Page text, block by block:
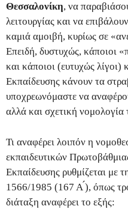
Θεσσαλονίκη, να
λειτουργίας και να
καμιά αμοιβή, κυρίως σε
Επειδή, δυστυχώς, κάποιοι
και κάποιοι (ευτυχώς λίγοι)
Εκπαίδευσης κάνουν τα
υποχρεωνόμαστε να
αλλά και σχετική
Τι αναφέρει λοιπόν η
εκπαιδευτικών
Εκπαίδευσης ρυθμίζεται με
1566/1985 (167 Α ́), όπως
διάταξη αναφέρει το εξής: